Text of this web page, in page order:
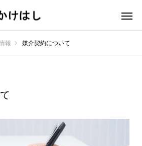
報 媒介契約について